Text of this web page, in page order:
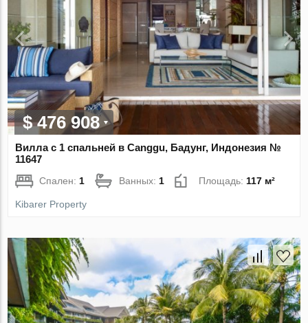
$ 476 908
Вилла с 1 спальней в Canggu, Бадунг, Индонезия №
11647
Спален:1 Ванных:1 Площадь:117 м²
Kibarer Property